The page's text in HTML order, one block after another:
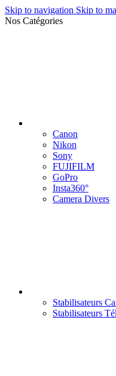
Skip to navigation Skip to
Nos Catégories
Canon
Nikon
Sony
FUJIFILM
GoPro
Insta360°
Camera Divers
Stabilisateurs
Stabilisateurs